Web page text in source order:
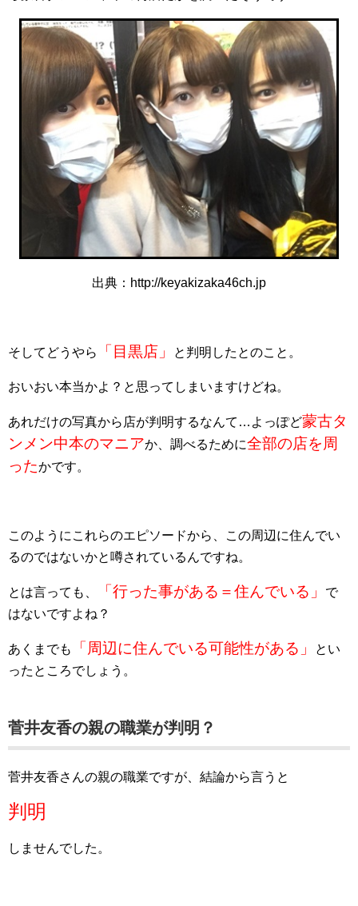
出典：http://keyakizaka46ch.jp
そしてどうやら 「目黒店」 と判明したとのこと。
おいおい本当かよ？と思ってしまいますけどね。
あれだけの写真から店が判明するなんて…よっぽど蒙古タ
ンメン中本のマニアか、調べるために全部の店を周
ったかです。
このようにこれらのエピソードから、この周辺に住んでい
るのではないかと噂されているんですね。
とは言っても、 「行った事がある＝住んでいる」
で
はないですよね？
あくまでも 「周辺に住んでいる可能性がある」
とい
ったところでしょう。
菅井友香の親の職業が判明？
菅井友香さんの親の職業ですが、結論から言うと
判明
しませんでした。